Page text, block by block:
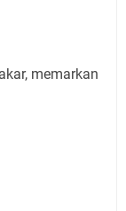
memarkan